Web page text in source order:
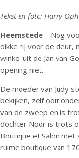
e
b
o
o
k
at
s
A
p
p
ai
l
Tekst en foto: Harry
Heemstede – Nog
dikke rij voor de deur,
winkel uit de Jan van
opening niet.
De moeder van Judy
bekijken, zelf ooit
van de zweep en is
dochter Noor is trots
Boutique et Salon met
ruime boutique van